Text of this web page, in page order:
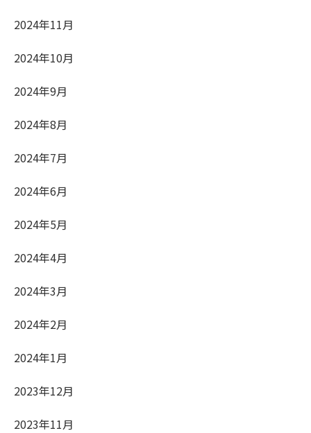
2024年11月
2024年10月
2024年9月
2024年8月
2024年7月
2024年6月
2024年5月
2024年4月
2024年3月
2024年2月
2024年1月
2023年12月
2023年11月